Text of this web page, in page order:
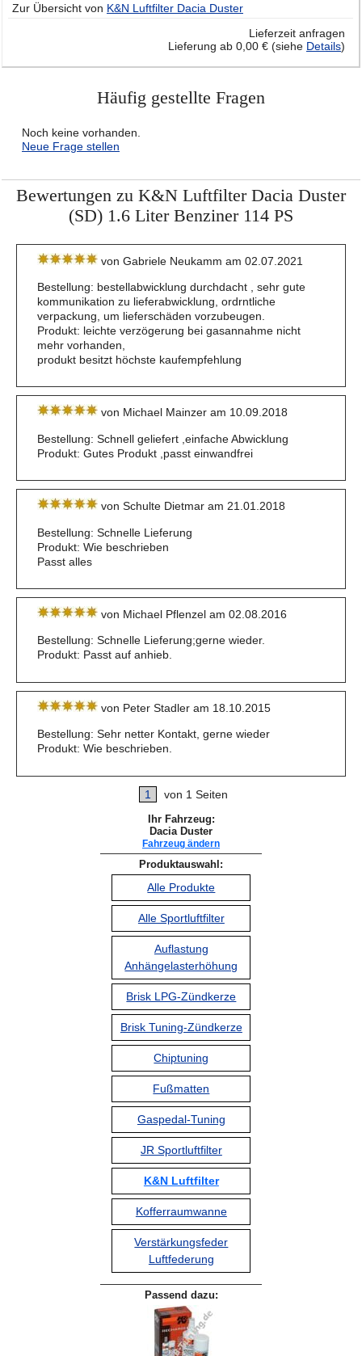
Zur Übersicht von K&N Luftfilter Dacia Duster
Lieferzeit anfragen
Lieferung ab 0,00 € (siehe Details)
Häufig gestellte Fragen
Noch keine vorhanden.
Neue Frage stellen
Bewertungen zu K&N Luftfilter Dacia Duster
(SD) 1.6 Liter Benziner 114 PS
von Gabriele Neukamm am 02.07.2021
Bestellung: bestellabwicklung durchdacht , sehr gute
kommunikation zu lieferabwicklung, ordrntliche
verpackung, um lieferschäden vorzubeugen.
Produkt: leichte verzögerung bei gasannahme nicht
mehr vorhanden,
produkt besitzt höchste kaufempfehlung
von Michael Mainzer am 10.09.2018
Bestellung: Schnell geliefert ,einfache Abwicklung
Produkt: Gutes Produkt ,passt einwandfrei
von Schulte Dietmar am 21.01.2018
Bestellung: Schnelle Lieferung
Produkt: Wie beschrieben
Passt alles
von Michael Pflenzel am 02.08.2016
Bestellung: Schnelle Lieferung;gerne wieder.
Produkt: Passt auf anhieb.
von Peter Stadler am 18.10.2015
Bestellung: Sehr netter Kontakt, gerne wieder
Produkt: Wie beschrieben.
1 von 1 Seiten
Ihr Fahrzeug:
Dacia Duster
Fahrzeug ändern
Produktauswahl:
Alle Produkte
Alle Sportluftfilter
Auflastung
Anhängelasterhöhung
Brisk LPG-Zündkerze
Brisk Tuning-Zündkerze
Chiptuning
Fußmatten
Gaspedal-Tuning
JR Sportluftfilter
K&N Luftfilter
Kofferraumwanne
Verstärkungsfeder
Luftfederung
Passend dazu: